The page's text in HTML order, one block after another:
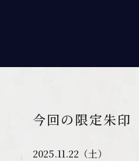
今回の限定朱印
2025.11.22（土）